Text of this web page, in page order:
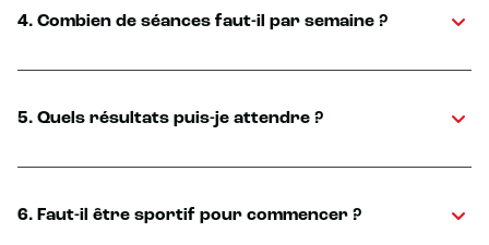
4. Combien de séances faut-il par semaine ?
5. Quels résultats puis-je attendre ?
6. Faut-il être sportif pour commencer ?